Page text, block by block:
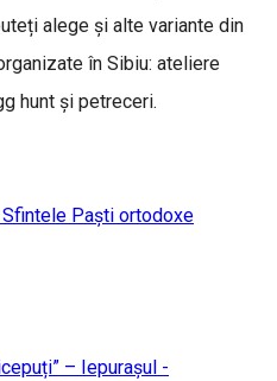
alege și alte variante din
în Sibiu: ateliere
hunt și petreceri.
Sfintele Paști ortodoxe
– Iepurașul -